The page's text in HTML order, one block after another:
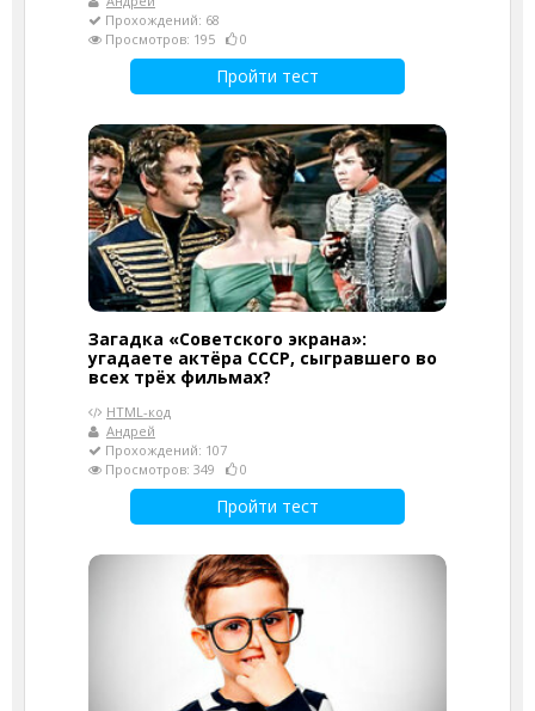
Прохождений: 68
Просмотров: 195
0
Пройти тест
Загадка «Советского экрана»:
угадаете актёра СССР, сыгравшего во
всех трёх фильмах?
HTML-код
Андрей
Прохождений: 107
Просмотров: 349
0
Пройти тест